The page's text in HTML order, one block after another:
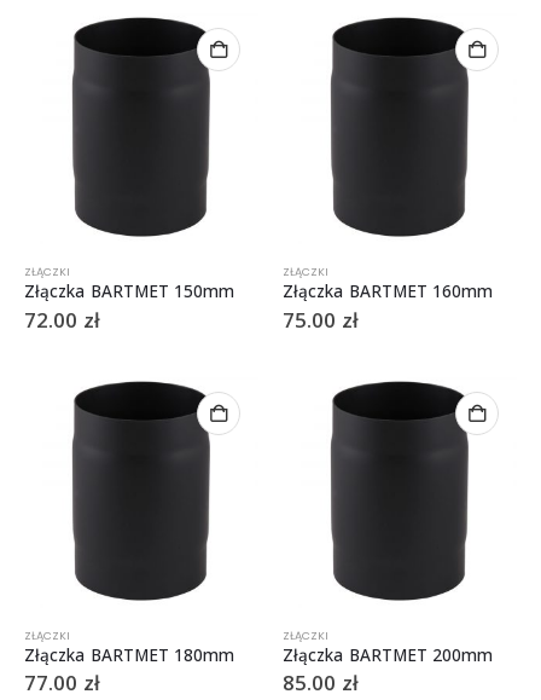
ZŁĄCZKI
Złączka BARTMET 150mm
72.00 zł
ZŁĄCZKI
Złączka BARTMET 160mm
75.00 zł
ZŁĄCZKI
Złączka BARTMET 180mm
77.00 zł
ZŁĄCZKI
Złączka BARTMET 200mm
85.00 zł